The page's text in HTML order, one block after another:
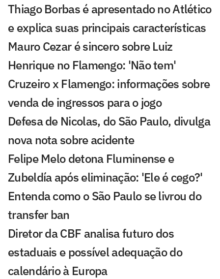
Thiago Borbas é apresentado no Atlético
e explica suas principais características
Mauro Cezar é sincero sobre Luiz
Henrique no Flamengo: 'Não tem'
Cruzeiro x Flamengo: informações sobre
venda de ingressos para o jogo
Defesa de Nicolas, do São Paulo, divulga
nova nota sobre acidente
Felipe Melo detona Fluminense e
Zubeldía após eliminação: 'Ele é cego?'
Entenda como o São Paulo se livrou do
transfer ban
Diretor da CBF analisa futuro dos
estaduais e possível adequação do
calendário à Europa